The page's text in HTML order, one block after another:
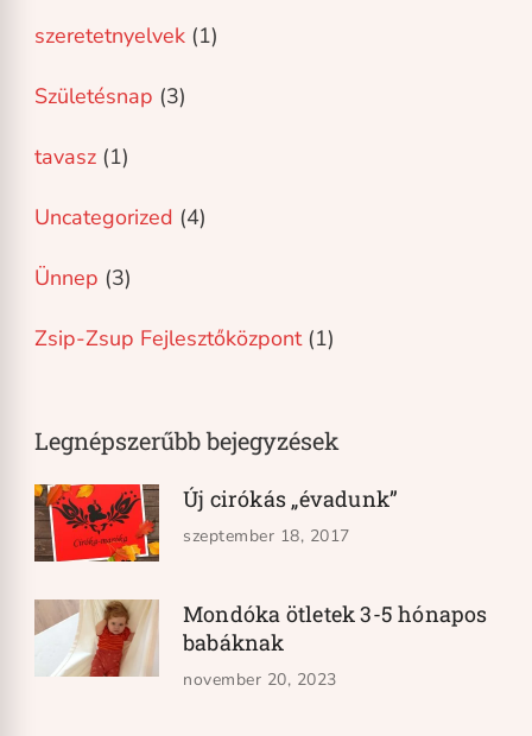
szeretetnyelvek (1)
Születésnap (3)
tavasz (1)
Uncategorized (4)
Ünnep (3)
Zsip-Zsup Fejlesztőközpont(1)
Legnépszerűbb bejegyzések
Új cirókás „évadunk”
szeptember 18, 2017
Mondóka ötletek 3-5 hónapos
babáknak
november 20, 2023